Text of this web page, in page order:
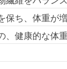
保ち、体重が
、健康的な体